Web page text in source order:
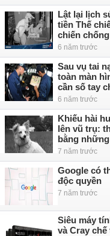
Lật lại lịch
tiền Thế
chiến
6 năm trước
Sau vụ tai
toàn màn
cần số tay
6 năm trước
Khiếu hài
lên vũ trụ:
bằng
7 năm trước
Google có
độc quyền
7 năm trước
Siêu máy
và Cray